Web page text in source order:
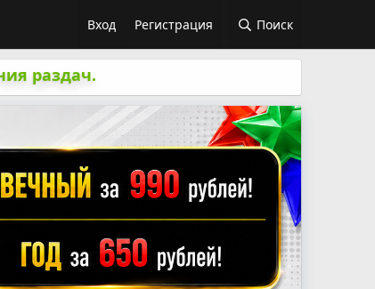
Вход Регистрация Поиск
раздач.